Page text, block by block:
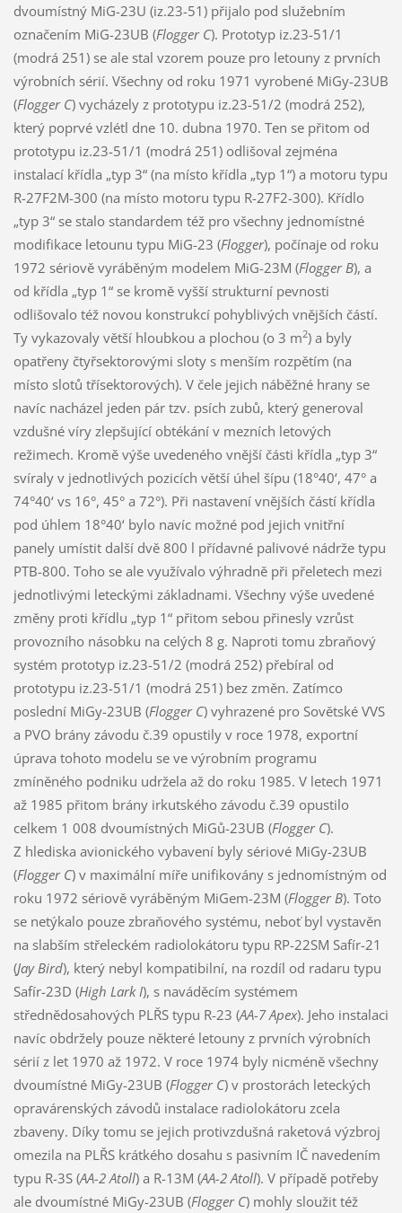
dvoumístný MiG-23U (iz.23-51) přijalo pod služebním
označením MiG-23UB (Flogger C). Prototyp iz.23-51/1
(modrá 251) se ale stal vzorem pouze pro letouny z prvních
výrobních sérií. Všechny od roku 1971 vyrobené MiGy-23UB
(Flogger C) vycházely z prototypu iz.23-51/2 (modrá 252),
který poprvé vzlétl dne 10. dubna 1970. Ten se přitom od
prototypu iz.23-51/1 (modrá 251) odlišoval zejména
instalací křídla „typ 3“ (na místo křídla „typ 1“) a motoru typu
R-27F2M-300 (na místo motoru typu R-27F2-300). Křídlo
„typ 3“ se stalo standardem též pro všechny jednomístné
modifikace letounu typu MiG-23 (Flogger), počínaje od roku
1972 sériově vyráběným modelem MiG-23M (Flogger B), a
od křídla „typ 1“ se kromě vyšší strukturní pevnosti
odlišovalo též novou konstrukcí pohyblivých vnějších částí.
Ty vykazovaly větší hloubkou a plochou (o 3 m2) a byly
opatřeny čtyřsektorovými sloty s menším rozpětím (na
místo slotů třísektorových). V čele jejich náběžné hrany se
navíc nacházel jeden pár tzv. psích zubů, který generoval
vzdušné víry zlepšující obtékání v mezních letových
režimech. Kromě výše uvedeného vnější části křídla „typ 3“
svíraly v jednotlivých pozicích větší úhel šípu (18°40‘, 47° a
74°40‘ vs 16°, 45° a 72°). Při nastavení vnějších částí křídla
pod úhlem 18°40‘ bylo navíc možné pod jejich vnitřní
panely umístit další dvě 800 l přídavné palivové nádrže typu
PTB-800. Toho se ale využívalo výhradně při přeletech mezi
jednotlivými leteckými základnami. Všechny výše uvedené
změny proti křídlu „typ 1“ přitom sebou přinesly vzrůst
provozního násobku na celých 8 g. Naproti tomu zbraňový
systém prototyp iz.23-51/2 (modrá 252) přebíral od
prototypu iz.23-51/1 (modrá 251) bez změn. Zatímco
poslední MiGy-23UB (Flogger C) vyhrazené pro Sovětské VVS
a PVO brány závodu č.39 opustily v roce 1978, exportní
úprava tohoto modelu se ve výrobním programu
zmíněného podniku udržela až do roku 1985. V letech 1971
až 1985 přitom brány irkutského závodu č.39 opustilo
celkem 1 008 dvoumístných MiGů-23UB (Flogger C).
Z hlediska avionického vybavení byly sériové MiGy-23UB
(Flogger C) v maximální míře unifikovány s jednomístným od
roku 1972 sériově vyráběným MiGem-23M (Flogger B). Toto
se netýkalo pouze zbraňového systému, neboť byl vystavěn
na slabším střeleckém radiolokátoru typu RP-22SM Safír-21
(Jay Bird), který nebyl kompatibilní, na rozdíl od radaru typu
Safír-23D (High Lark I), s naváděcím systémem
střednědosahových PLŘS typu R-23 (AA-7 Apex). Jeho instalaci
navíc obdržely pouze některé letouny z prvních výrobních
sérií z let 1970 až 1972. V roce 1974 byly nicméně všechny
dvoumístné MiGy-23UB (Flogger C) v prostorách leteckých
opravárenských závodů instalace radiolokátoru zcela
zbaveny. Díky tomu se jejich protivzdušná raketová výzbroj
omezila na PLŘS krátkého dosahu s pasivním IČ navedením
typu R-3S (AA-2 Atoll) a R-13M (AA-2 Atoll). V případě potřeby
ale dvoumístné MiGy-23UB (Flogger C) mohly sloužit též